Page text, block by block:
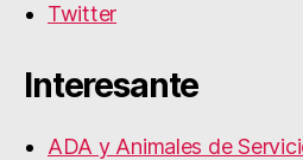
Twitter
Interesante
ADA y Animales de